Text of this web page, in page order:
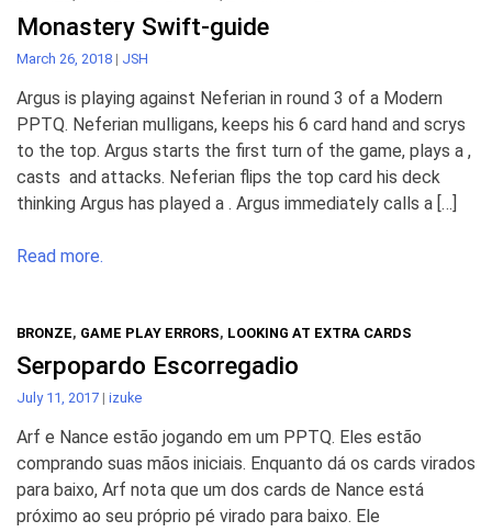
Monastery Swift-guide
March 26, 2018 | JSH
Argus is playing against Neferian in round 3 of a Modern
PPTQ. Neferian mulligans, keeps his 6 card hand and scrys
to the top. Argus starts the first turn of the game, plays a ,
casts and attacks. Neferian flips the top card his deck
thinking Argus has played a . Argus immediately calls a […]
Read more.
BRONZE, GAME PLAY ERRORS, LOOKING AT EXTRA CARDS
Serpopardo Escorregadio
July 11, 2017 | izuke
Arf e Nance estão jogando em um PPTQ. Eles estão
comprando suas mãos iniciais. Enquanto dá os cards virados
para baixo, Arf nota que um dos cards de Nance está
próximo ao seu próprio pé virado para baixo. Ele